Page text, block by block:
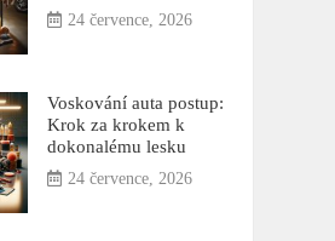
24 července, 2026
Voskování auta postup:
Krok za krokem k
dokonalému lesku
24 července, 2026